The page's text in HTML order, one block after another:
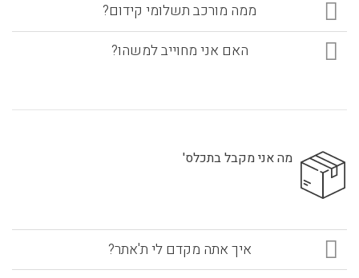
ממה מורכב תשלומי קידום?
האם אני מחוייב למשהו?
מה אני מקבל בתכלס'
איך אתה מקדם לי ת'אתר?